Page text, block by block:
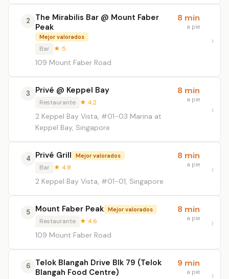
2
The Mirabilis Bar @ Mount Faber
Peak
Mejor valorados
Bar ★ 5
109 Mount Faber Road
8 min
a pie
3 Privé @ Keppel Bay
Restaurante ★ 4.2
2 Keppel Bay Vista, #01-03 Marina at
Keppel Bay, Singapore
8 min
a pie
4 Privé Grill Mejor valorados
Bar ★ 4.8
2 Keppel Bay Vista, #01-01, Singapore
8 min
a pie
5 Mount Faber Peak Mejor valorados
Restaurante ★ 4.6
109 Mount Faber Road
8 min
a pie
6
Telok Blangah Drive Blk 79 (Telok
Blangah Food Centre)
9 min
a pie